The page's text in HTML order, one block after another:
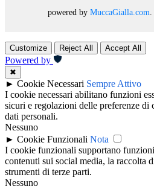
powered by MuccaGialla.com
Customize Reject All Accept All
Powered by
✖
► Cookie Necessari Sempre Attivo
I cookie necessari abilitano funzioni
sicuri e regolazioni delle preferenze di
dati personali.
Nessuno
► Cookie Funzionali Nota
I cookie funzionali supportano
contenuti sui social media, la raccolta
strumenti di terze parti.
Nessuno